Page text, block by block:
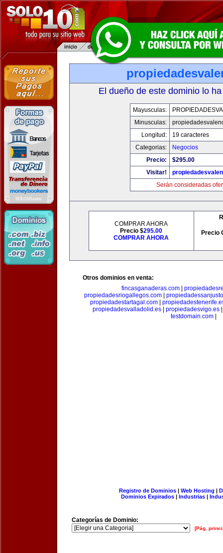
El dueño de este dominio lo
Mayusculas:
Minusculas:
Longitud:
19 caracteres
Categorias:
Negocios
Precio:
$295.00
Visitar!
Serán consideradas
COMPRAR AHORA
Precio $295.00
COMPRAR AHORA
Precio
Otros dominios en venta:
fincasganaderas.com|
propiedadesriogallegos.com|
propiedadestartagal.com|
propiedadesvalladolid.es
propiedadesvigo.es
testdomain.com
Registro de Dominios| Web Hosting |
Dominios Expirados | Industrias |
Categorías de Dominio:
[Pág.